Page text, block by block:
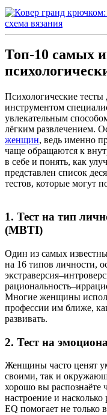
схема вязания
Топ-10 самых
Психологические
инструментом
увлекательным
лёгким развлечением.
женщин, ведь именно
чаще обращаются к
в себе и понять, как
представлен список
тестов, которые могут
1. Тест на тип
(MBTI)
Один из самых
на 16 типов личности,
Многие женщины
профессии им ближе,
развивать.
2. Тест на
Женщины часто ценят
своими, так и
хорошо вы распознаёте
настроение и
EQ помогает не только